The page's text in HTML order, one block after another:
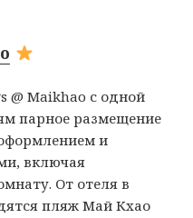
@ Maikhao с одной
парное размещение
и
включая
От отеля в
пляж Май Кхао